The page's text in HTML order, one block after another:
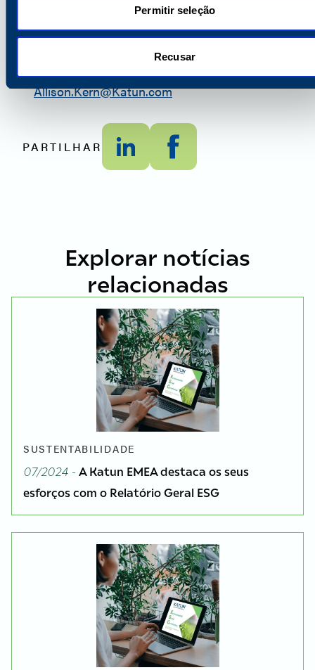
Permitir seleção
Recusar
Contacto global para os meios de
comunicação social -
Gestor de relações públicas
Allison.Kern@Katun.com
PARTILHAR
Explorar notícias
relacionadas
SUSTENTABILIDADE
07/2024 - A Katun EMEA destaca os seus
esforços com o Relatório Geral ESG